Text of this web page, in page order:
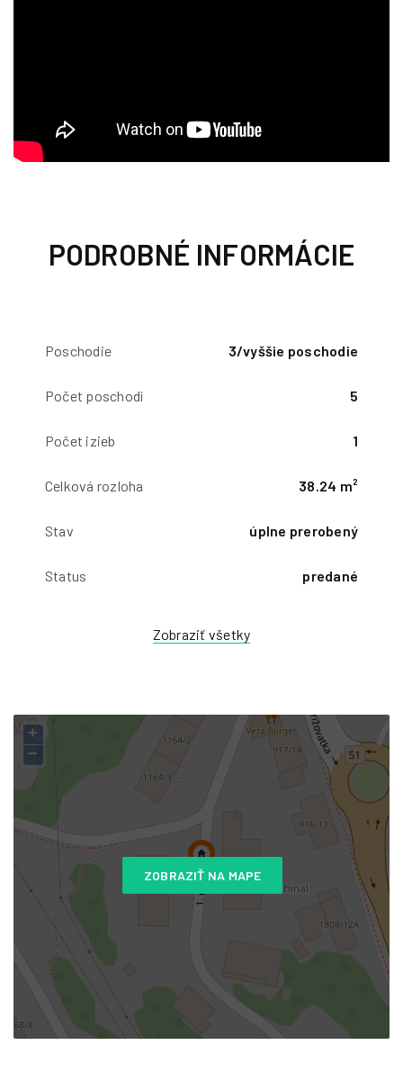
PODROBNÉ INFORMÁCIE
Poschodie 3/vyššie poschodie
Počet poschodí 5
Počet izieb 1
Celková rozloha 38.24 m²
Stav úplne prerobený
Status predané
Zobraziť všetky
ZOBRAZIŤ NA MAPE
+
−